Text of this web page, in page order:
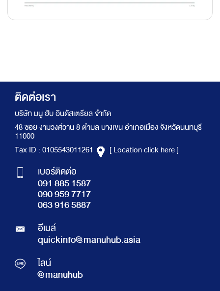
ติดต่อเรา
บริษัท มนู ฮับ อินดัสเตรียล จำกัด
48 ซอย งามวงศ์วาน 8 ตำบล บางเขน อำเภอเมือง จังหวัดนนทบุรี
11000
Tax ID : 0105543011261
[ Location click here ]
เบอร์ติดต่อ
091 885 1587
090 959 7717
063 916 5887
อีเมล์
quickinfo@manuhub.asia
ไลน์
@manuhub